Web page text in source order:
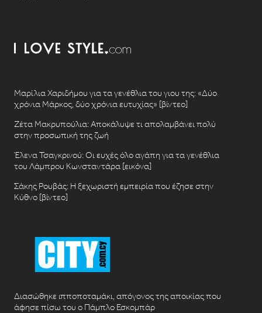
Μαρίλια Χαριδήμου για τα γενέθλια του γιου της: «Δύο
χρόνια Μάρκος, δύο χρόνια ευτυχίας» [βίντεο]
Ζέτα Μακρυπούλια: Αποκάλυψε τι απολαμβάνει πολύ
στην προσωπική της ζωή
Έλενα Τσαγκρινού: Οι ευχές όλο αγάπη για τα γενέθλια
του Λάμπρου Κωνσταντάρα [εικόνα]
Σάκης Ρουβάς: Η ξεχωριστή εμπειρία που έζησε στην
Κύθνο [βίντεο]
Διασώθηκε ιπποποταμάκι, απόγονος της αποικίας που
άφησε πίσω του ο Πάμπλο Εσκομπάρ